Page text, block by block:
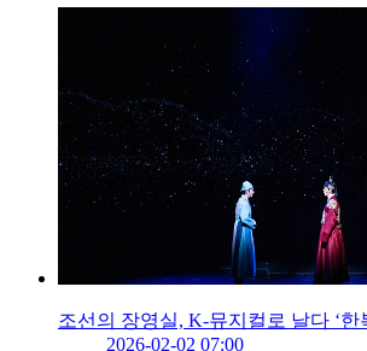
조선의 장영실, K-뮤지컬로 날다 ‘한
2026-02-02 07:00